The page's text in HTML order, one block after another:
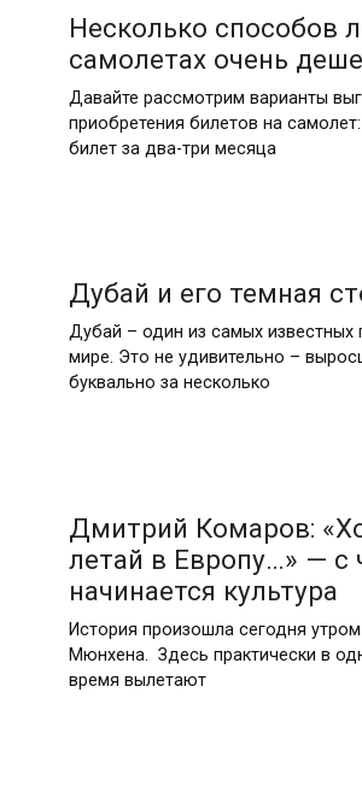
Несколько способов
самолетах очень
Давайте рассмотрим варианты
приобретения билетов на
билет за два-три месяца
Дубай и его темная
Дубай – один из самых известных
мире. Это не удивительно –
буквально за несколько
Дмитрий Комаров:
летай в Европу…» — с
начинается культура
История произошла сегодня
Мюнхена. Здесь практически в
время вылетают